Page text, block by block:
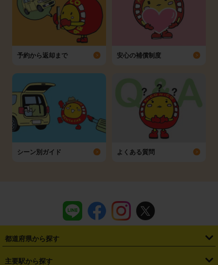
予約から返却まで 安心の補償制度
シーン別ガイド よくある質問
都道府県から探す
・ 北海道 ・
主要駅から探す